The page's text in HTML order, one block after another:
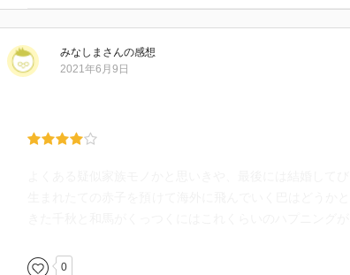
みなしま さんの感想
2021年6月9日
0